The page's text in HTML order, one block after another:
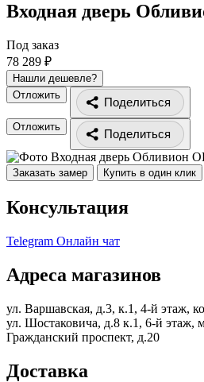
Входная дверь
Под заказ
78 289 ₽
Нашли дешевле?
Отложить
Поделиться
Отложить
Поделиться
Заказать замер Купить в один клик
Консультация
Telegram Онлайн чат
Адреса магазинов
ул. Варшавская, д.3, к.1, 4-й этаж,
ул. Шостаковича, д.8 к.1, 6-й этаж,
Гражданский проспект, д.20
Доставка